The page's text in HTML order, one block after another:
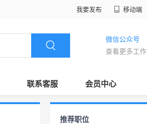
我要发布 移动端
微信公众号
查看更多工作
联系客服 会员中心
推荐职位